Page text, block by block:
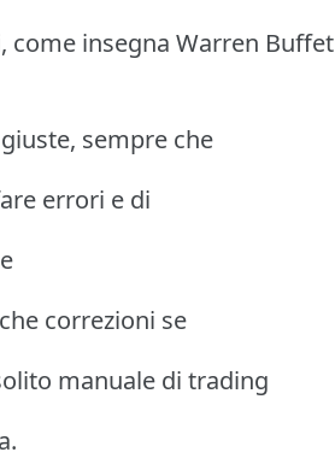
insegna Warren Buffet
sempre che
errori e di
correzioni se
manuale di trading